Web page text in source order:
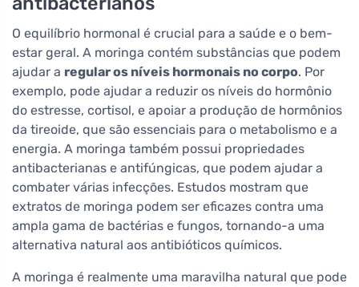
O equilíbrio hormonal é crucial para a saúde e o bem-
estar geral. A moringa contém substâncias que podem
ajudar a regular os níveis hormonais no corpo. Por
exemplo, pode ajudar a reduzir os níveis do hormônio
do estresse, cortisol, e apoiar a produção de hormônios
da tireoide, que são essenciais para o metabolismo e a
energia. A moringa também possui propriedades
antibacterianas e antifúngicas, que podem ajudar a
combater várias infecções. Estudos mostram que
extratos de moringa podem ser eficazes contra uma
ampla gama de bactérias e fungos, tornando-a uma
alternativa natural aos antibióticos químicos.
A moringa é realmente uma maravilha natural que pode